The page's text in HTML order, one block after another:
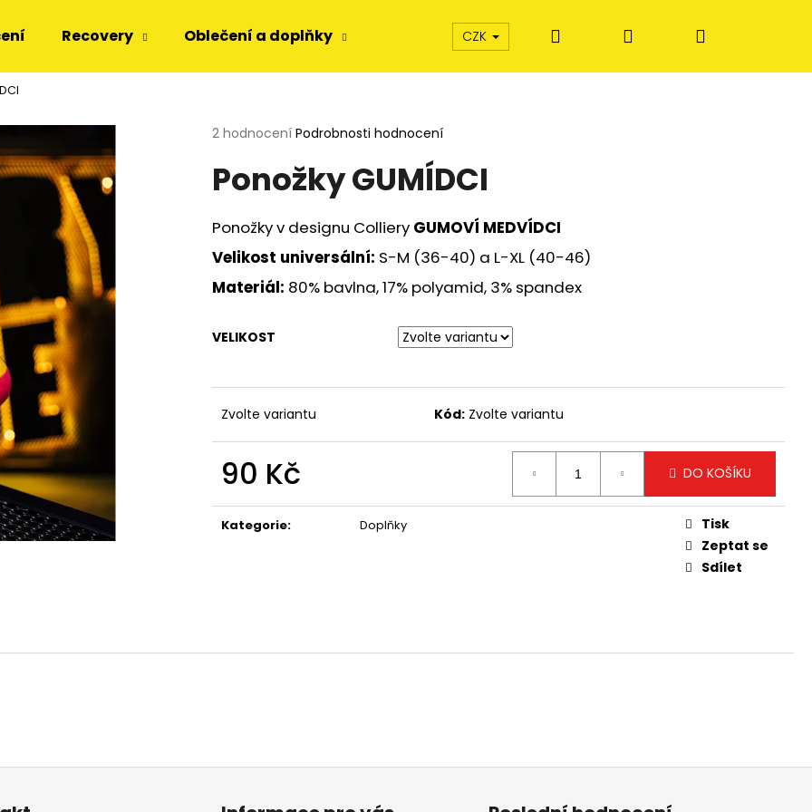
Recovery Oblečení a doplňky Dárky od SRDCE Dárkové poukázky
CZK Hledat PřihlášeníNákupní
Průměrné
produktu
je
z
5
hvězdiček.
2 hodnocení Podrobnosti hodnocení
Ponožky GUMÍDCI
Ponožky v designu Colliery GUMOVÍ MEDVÍDCI
Velikost universální: S-M (36-40) a L-XL (40-46)
Materiál: 80% bavlna, 17% polyamid, 3% spandex
VELIKOST
Zvolte variantu Kód: Zvolte variantu
90 Kč
cena:
DO KOŠÍKU
Kategorie: Doplňky
Tisk
Zeptat se
Sdílet
Co potřebujete najít?
HLEDAT
Doporučujeme